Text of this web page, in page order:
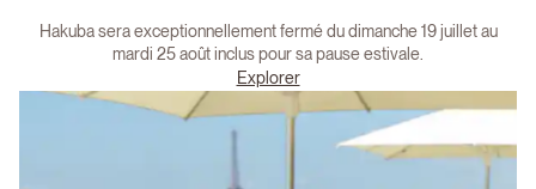
Hakuba sera exceptionnellement fermé du dimanche 19 juillet au
mardi 25 août inclus pour sa pause estivale.
Explorer